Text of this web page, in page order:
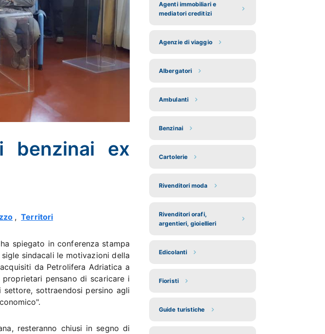
benzinai ex
, Territori
spiegato in conferenza stampa
sindacali le motivazioni della
da Petrolifera Adriatica a
pensano di scaricare i
sottraendosi persino agli
resteranno chiusi in segno di
Agenti immobiliari e
mediatori creditizi
Agenzie di viaggio
Albergatori
Ambulanti
Benzinai
Cartolerie
Rivenditori moda
Rivenditori orafi,
argentieri, gioiellieri
Edicolanti
Fioristi
Guide turistiche